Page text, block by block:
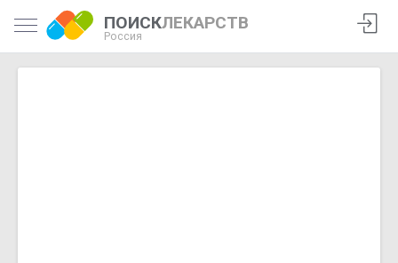
ПОИСКЛЕКАРСТВ
Россия